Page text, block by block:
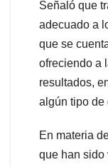
Señaló que
adecuado a
que se
ofreciendo a
resultados,
algún tipo de
En materia
que han sido